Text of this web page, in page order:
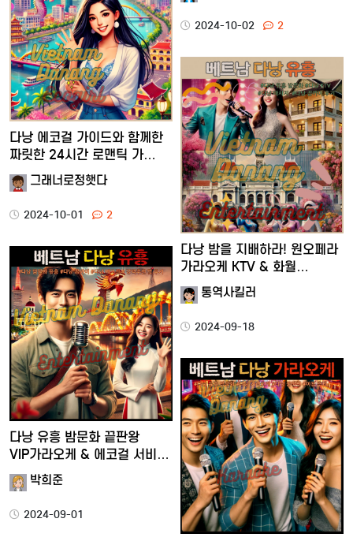
2024-10-02 2
다낭 에코걸 가이드와 함께한
짜릿한 24시간 로맨틱 가…
그래너로정햇다
2024-10-01 2
다낭 밤을 지배하라! 원오페라
가라오케 KTV & 화월…
통역사킬러
2024-09-18
다낭 유흥 밤문화 끝판왕
VIP가라오케 & 에코걸 서비…
박희준
2024-09-01